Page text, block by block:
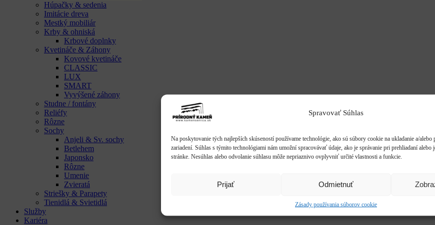
Spravovať Súhlas
Na poskytovanie tých najlepších skúseností používame technológie, ako sú súbory cookie na ukladanie a/
zariadení. Súhlas s týmito technológiami nám umožní spracovávať údaje, ako je správanie pri prehliadaní alebo
stránke. Nesúhlas alebo odvolanie súhlasu môže nepriaznivo ovplyvniť určité vlastnosti a funkcie.
Prijať Odmietnuť
Zásady používania súborov cookie
Húpačky & sedenia
Imitácie dreva
Mestký mobiliár
Krby & ohniská
Krbové doplnky
Kvetináče & Záhony
Kovové kvetináče
CLASSIC
LUX
SMART
Vyvýšené záhony
Studne / fontány
Reliéfy
Rôzne
Sochy
Anjeli & Sv. sochy
Betlehem
Japonsko
Rôzne
Umenie
Zvieratá
Striešky & Parapety
Tienidlá & Svietidlá
Služby
Kariéra